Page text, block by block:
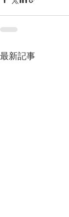
最新記事